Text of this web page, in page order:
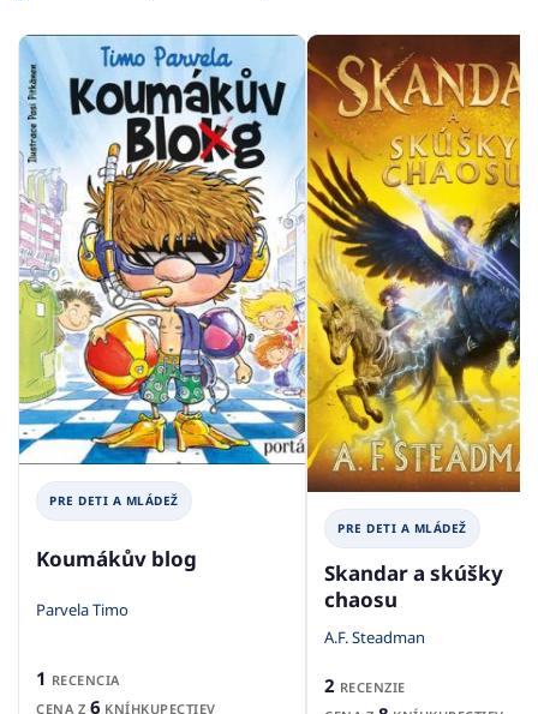
PRE DETI A MLÁDEŽ
Koumákův blog
Parvela Timo
1 RECENCIA
CENA Z 6 KNÍHKUPECTIEV
PRE DETI A MLÁDEŽ
Skandar a skúšky
chaosu
A.F. Steadman
2 RECENZIE